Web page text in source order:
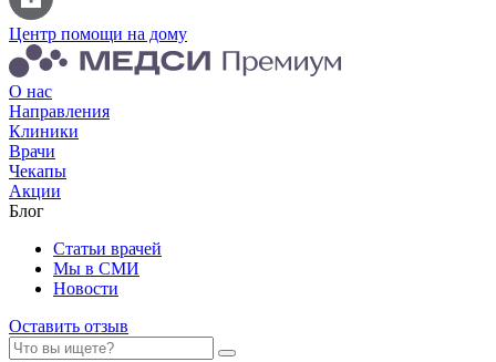
Центр помощи на дому
О нас
Направления
Клиники
Врачи
Чекапы
Акции
Блог
Статьи врачей
Мы в СМИ
Новости
Оставить отзыв